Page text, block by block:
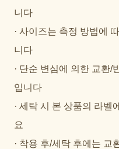
니다
· 사이즈는 측정 방법에
니다
· 단순 변심에 의한 교환/
입니다
· 세탁 시 본 상품의 라벨
요
· 착용 후/세탁 후에는 교